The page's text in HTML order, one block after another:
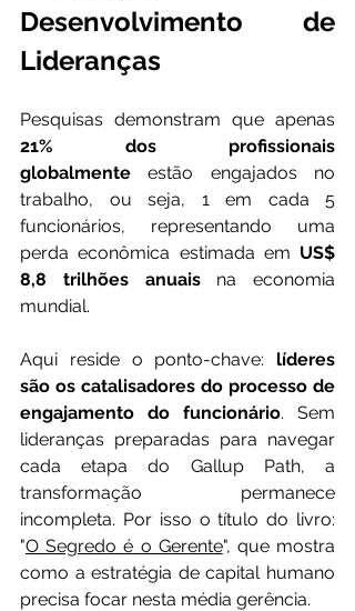
Desenvolvimento de
Lideranças
21% dos profissionais
globalmente estão engajados no
trabalho, ou seja, 1 em cada 5
funcionários, representando uma
perda econômica estimada em US$
8,8 trilhões anuais na economia
mundial.
Aqui reside o ponto-chave: líderes
são os catalisadores do processo de
engajamento do funcionário. Sem
lideranças preparadas para navegar
cada etapa do Gallup Path, a
transformação permanece
incompleta. Por isso o título do livro:
"O Segredo é o Gerente", que mostra
como a estratégia de capital humano
precisa focar nesta média gerência.